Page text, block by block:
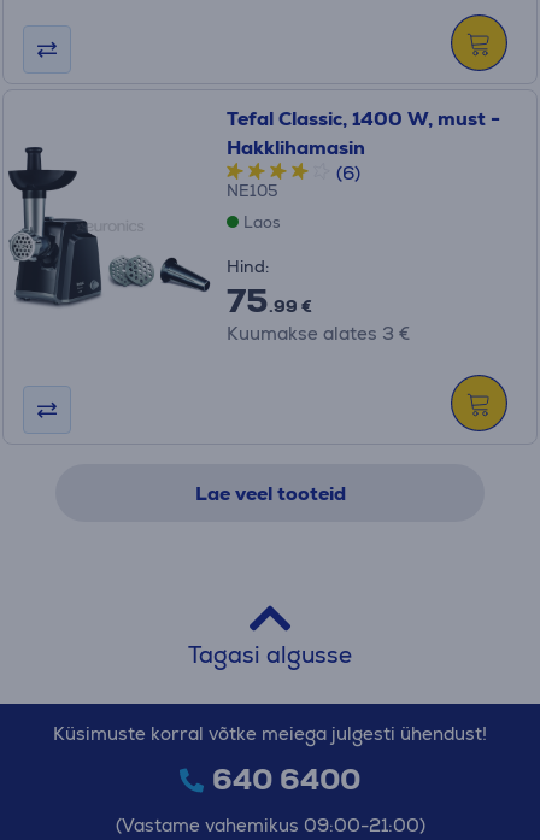
Tefal Classic, 1400 W, must -
Hakklihamasin
(6)
NE105
Laos
Hind:
75.99 €
Kuumakse alates 3 €
Lae veel tooteid
Tagasi algusse
Küsimuste korral võtke meiega julgesti ühendust!
640 6400
(Vastame vahemikus 09:00-21:00)